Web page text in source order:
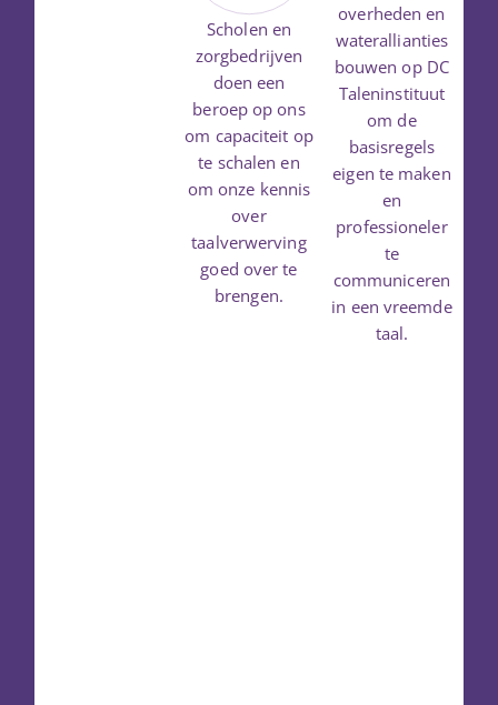
Scholen en
zorgbedrijven
doen een
beroep op ons
om capaciteit op
te schalen en
om onze kennis
over
taalverwerving
goed over te
brengen.
overheden en
waterallianties
bouwen op DC
Taleninstituut
om de
basisregels
eigen te maken
en
professioneler
te
communiceren
in een vreemde
taal.